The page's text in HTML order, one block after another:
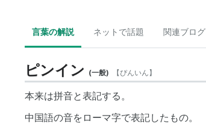
言葉の解説 ネットで話題 関連ブログ
ピンイン (一般) 【ぴんいん】
本来は拼音と表記する。
中国語の音をローマ字で表記したもの。